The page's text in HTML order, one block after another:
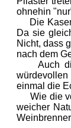
ohnehin
Die
Da sie
Nicht, dass
nach dem
Auch die
einmal die
Wie die
weicher